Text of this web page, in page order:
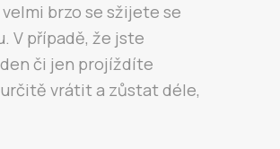
brzo se sžijete se
V případě, že jste
či jen projíždíte
vrátit a zůstat déle,